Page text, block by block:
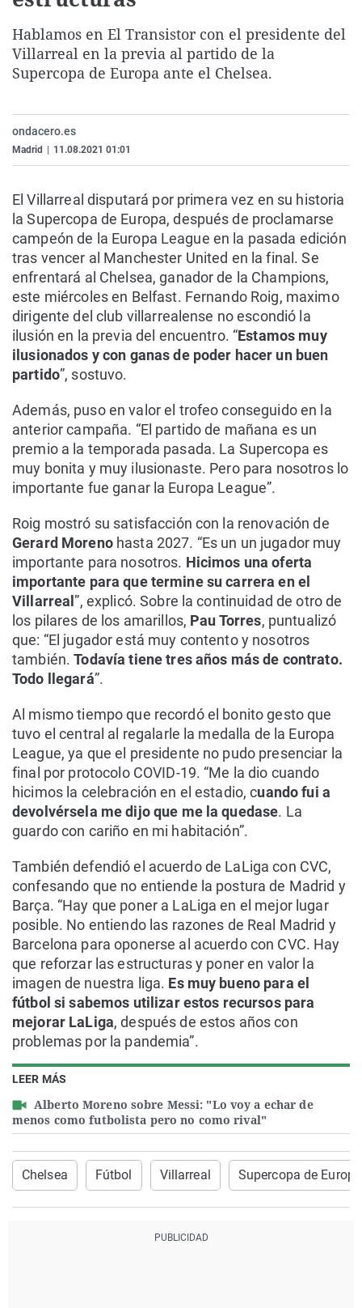
Gente viajera
Como el perro y el
Retornados
Equipo de
Galicia
La Rioja
Televisión
Elecciones
Hablamos en El Transistor con el presidente del
Villarreal en la previa al partido de la
Supercopa de Europa ante el Chelsea.
ondacero.es
Madrid 11.08.2021 01:01
LEER MÁS
Alberto Moreno sobre Messi: "Lo voy a echar de
menos como futbolista pero no como rival"
El Villarreal disputará por primera vez en su historia
la Supercopa de Europa, después de proclamarse
campeón de la Europa League en la pasada edición
tras vencer al Manchester United en la final. Se
enfrentará al Chelsea, ganador de la Champions,
este miércoles en Belfast. Fernando Roig, maximo
dirigente del club villarrealense no escondió la
ilusión en la previa del encuentro. “Estamos muy
ilusionados y con ganas de poder hacer un buen
partido”, sostuvo.
Además, puso en valor el trofeo conseguido en la
anterior campaña. “El partido de mañana es un
premio a la temporada pasada. La Supercopa es
muy bonita y muy ilusionaste. Pero para nosotros lo
importante fue ganar la Europa League”.
Roig mostró su satisfacción con la renovación de
Gerard Morenohasta 2027. “Es un un jugador muy
importante para nosotros. Hicimos una oferta
importante para que termine su carrera en el
Villarreal”, explicó. Sobre la continuidad de otro de
los pilares de los amarillos, Pau Torres, puntualizó
que: “El jugador está muy contento y nosotros
también.Todavía tiene tres años más de contrato.
Todo llegará”.
Al mismo tiempo que recordó el bonito gesto que
tuvo el central al regalarle la medalla de la Europa
League, ya que el presidente no pudo presenciar la
final por protocolo COVID-19. “Me la dio cuando
hicimos la celebración en el estadio, cuando fui a
devolvérsela me dijo que me la quedase. La
guardo con cariño en mi habitación”.
También defendió el acuerdo de LaLiga con CVC,
confesando que no entiende la postura de Madrid y
Barça. “Hay que poner a LaLiga en el mejor lugar
posible. No entiendo las razones de Real Madrid y
Barcelona para oponerse al acuerdo con CVC. Hay
que reforzar las estructuras y poner en valor la
imagen de nuestra liga. Es muy bueno para el
fútbol si sabemos utilizar estos recursos para
mejorar LaLiga, después de estos años con
problemas por la pandemia”.
Chelsea Fútbol Villarreal Supercopa de Europa